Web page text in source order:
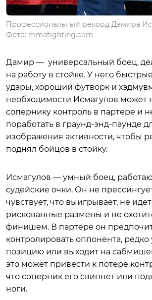
Профессиональный рекорд Дамира
Фото: mmafighting.com
Дамир — универсальный боец,
на работу в стойке. У него
удары, хороший футворк и
необходимости Исмагулов может
сопернику контроль в партере и
поработать в граунд-энд-паунде
изображения активности, чтобы
поднял бойцов в стойку.
Исмагулов — умный боец,
судейские очки. Он не
чувствует, что выигрывает, не
рискованные размены и не
финишем. В партере он
контролировать оппонента, редко
позицию или выходит на
это может привести к потере
что соперник его свипнет или
ноги.